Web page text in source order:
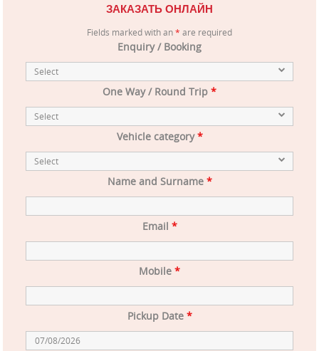
ЗАКАЗАТЬ ОНЛАЙН
Fields marked with an* are required
Enquiry / Booking
One Way / Round Trip *
Vehicle category*
Name and Surname *
Email *
Mobile *
Pickup Date *